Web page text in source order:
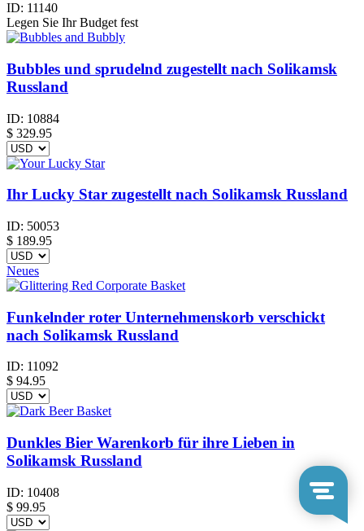
ID: 11140
Legen Sie Ihr Budget fest
Bubbles und sprudelnd zugestellt nach Solikamsk
Russland
ID: 10884
$ 329.95
Ihr Lucky Star zugestellt nach Solikamsk Russland
ID: 50053
$ 189.95
Neues
Funkelnder roter Unternehmenskorb verschickt
nach Solikamsk Russland
ID: 11092
$ 94.95
Dunkles Bier Warenkorb für ihre Lieben in
Solikamsk Russland
ID: 10408
$ 99.95